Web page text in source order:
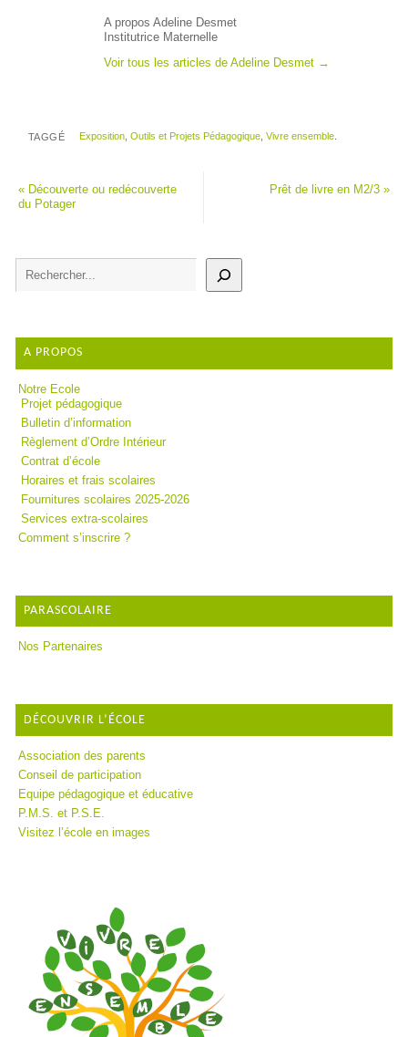
A propos Adeline Desmet
Institutrice Maternelle
Voir tous les articles de Adeline Desmet →
TAGGÉ Exposition ,Outils et Projets Pédagogique ,Vivre ensemble
«Découverte ou redécouverte
du Potager
Prêt de livre en M2/3»
A PROPOS
Notre Ecole
Projet pédagogique
Bulletin d’information
Règlement d’Ordre Intérieur
Contrat d’école
Horaires et frais scolaires
Fournitures scolaires 2025-2026
Services extra-scolaires
Comment s’inscrire ?
PARASCOLAIRE
Nos Partenaires
DÉCOUVRIR L’ÉCOLE
Association des parents
Conseil de participation
Equipe pédagogique et éducative
P.M.S. et P.S.E.
Visitez l’école en images